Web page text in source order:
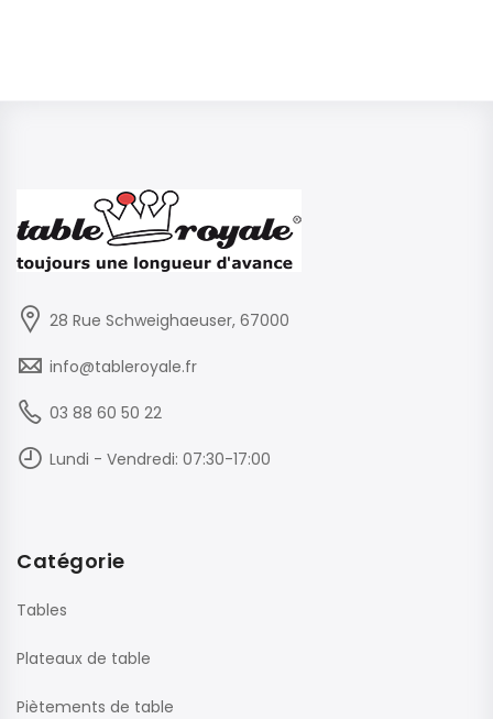
28 Rue Schweighaeuser, 67000
info@tableroyale.fr
03 88 60 50 22
Lundi - Vendredi: 07:30-17:00
Catégorie
Tables
Plateaux de table
Piètements de table